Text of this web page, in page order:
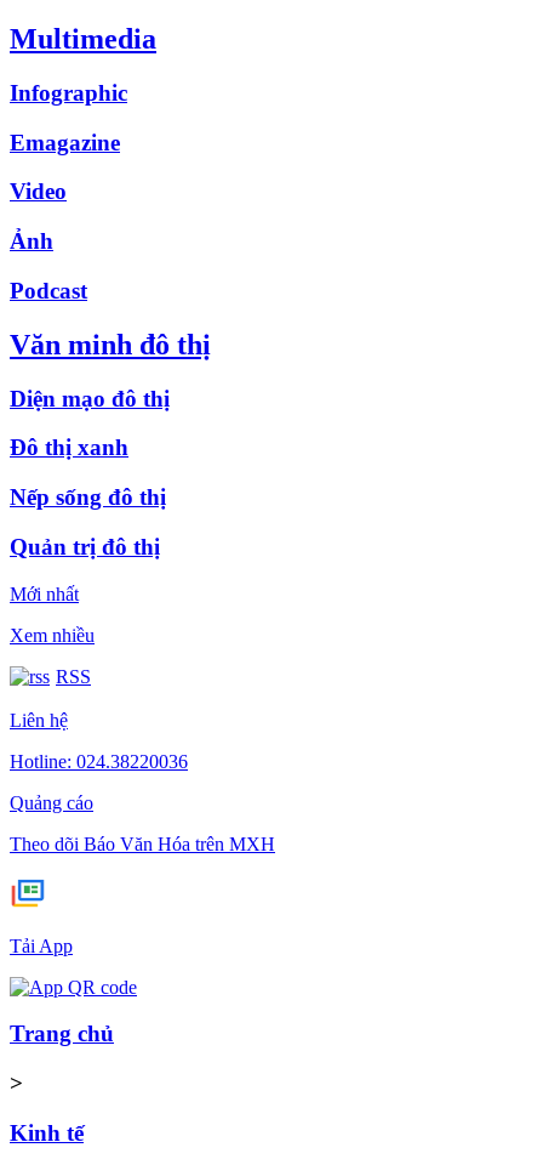
Multimedia
Infographic
Emagazine
Video
Ảnh
Podcast
Văn minh đô thị
Diện mạo đô thị
Đô thị xanh
Nếp sống đô thị
Quản trị đô thị
Mới nhất
Xem nhiều
RSS
Liên hệ
Hotline: 024.38220036
Quảng cáo
Theo dõi Báo Văn Hóa trên MXH
Tải App
Trang chủ
>
Kinh tế